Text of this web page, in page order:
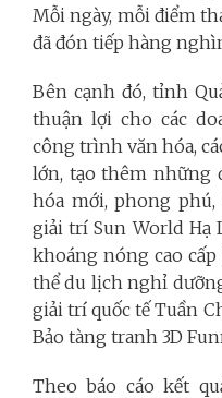
Mỗi ngày, mỗi điểm
đã đón tiếp hàng
Bên cạnh đó, tỉnh
thuận lợi cho các
công trình văn hóa,
lớn, tạo thêm những
hóa mới, phong
giải trí Sun World Hạ
khoáng nóng cao cấp
thể du lịch nghỉ
giải trí quốc tế Tuần
Bảo tàng tranh 3D
Theo báo cáo kết